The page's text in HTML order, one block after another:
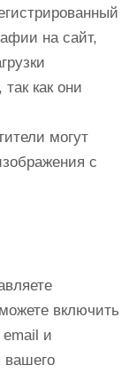
на сайт,
как они
могут
с
включить
и
вашего